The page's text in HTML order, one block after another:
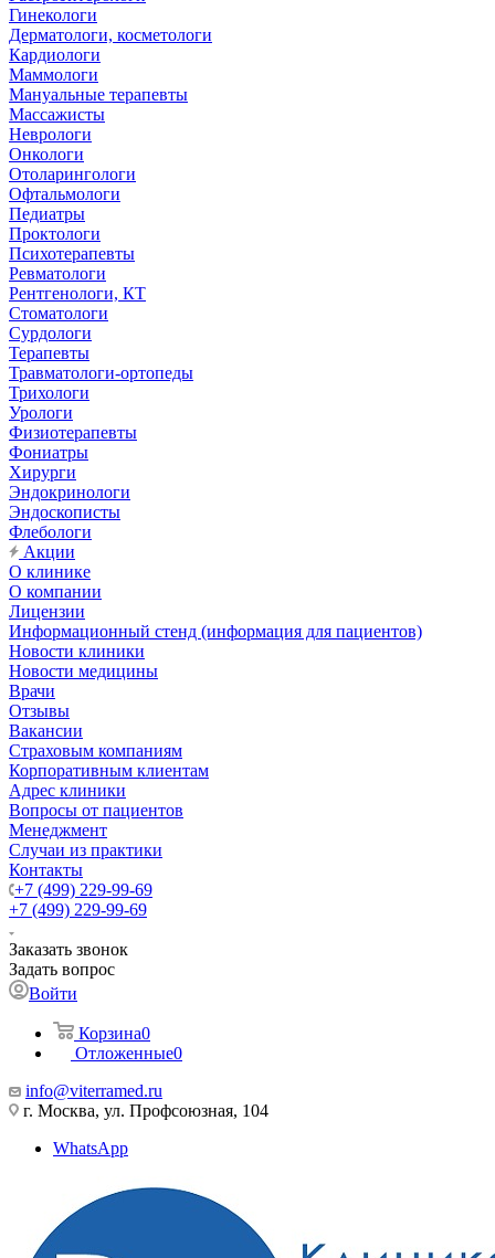
Гинекологи
Дерматологи, косметологи
Кардиологи
Маммологи
Мануальные терапевты
Массажисты
Неврологи
Онкологи
Отоларингологи
Офтальмологи
Педиатры
Проктологи
Психотерапевты
Ревматологи
Рентгенологи, КТ
Стоматологи
Сурдологи
Терапевты
Травматологи-ортопеды
Трихологи
Урологи
Физиотерапевты
Фониатры
Хирурги
Эндокринологи
Эндоскописты
Флебологи
Акции
О клинике
О компании
Лицензии
Информационный стенд (информация для пациентов)
Новости клиники
Новости медицины
Врачи
Отзывы
Вакансии
Страховым компаниям
Корпоративным клиентам
Адрес клиники
Вопросы от пациентов
Менеджмент
Случаи из практики
Контакты
+7 (499) 229-99-69
+7 (499) 229-99-69
Заказать звонок
Задать вопрос
Войти
Корзина0
Отложенные0
info@viterramed.ru
г. Москва, ул. Профсоюзная, 104
WhatsApp